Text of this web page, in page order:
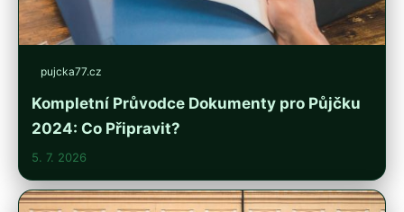
pujcka77.cz
Kompletní Průvodce Dokumenty pro Půjčku
2024: Co Připravit?
5. 7. 2026